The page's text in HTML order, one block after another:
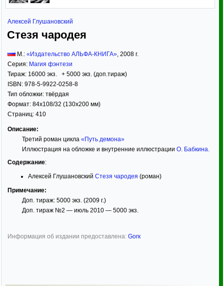
Алексей Глушановский
Стезя чародея
М.: «Издательство АЛЬФА-КНИГА», 2008 г.
Серия: Магия фэнтези
Тираж: 16000 экз. + 5000 экз. (доп.тираж)
ISBN: 978-5-9922-0258-8
Тип обложки: твёрдая
Формат: 84x108/32 (130x200 мм)
Страниц: 410
Описание:
Третий роман цикла «Путь демона»
Иллюстрация на обложке и внутренние иллюстрации О. Бабкина.
Содержание:
Алексей Глушановский Стезя чародея (роман)
Примечание:
Доп. тираж: 5000 экз. (2009 г.)
Доп. тираж №2 — июль 2010 — 5000 экз.
Информация об издании предоставлена: Gorк